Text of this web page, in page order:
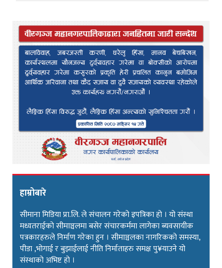
हाम्रोबारे
सीमाना मिडिया प्रा.लि. ले संचालन गरेको इपत्रिका हो । यो संस्था
मध्यतराईको सीमाञ्चलमा बसेर संचारकर्ममा लागेका ब्यवसायीक
पत्रकारहरुले निर्माण गरेका हुन । सीमाञ्चलका नागरिकको समस्या,
पीडा ,भोगाई र बुझाईलाई नीति निर्माताहरु समक्ष पु¥याउने यो
संस्थाको अभिष्ट हो ।